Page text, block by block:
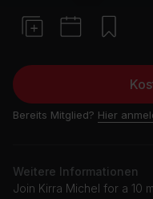
Bereits Mitglied? Hier
Weitere Informationen
Join Kirra Michel for a 10